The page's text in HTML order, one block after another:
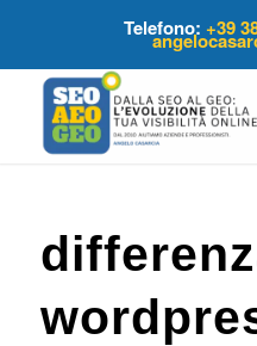
Telefono:+39